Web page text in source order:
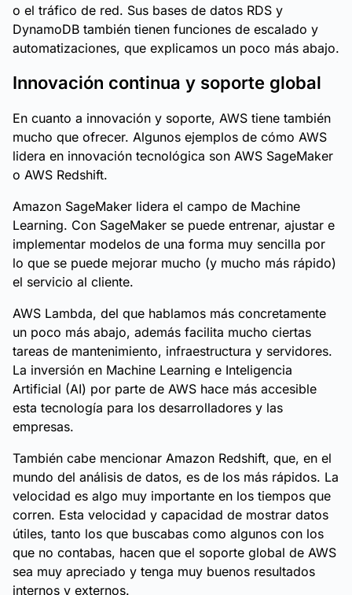
o el tráfico de red. Sus bases de datos RDS y
DynamoDB también tienen funciones de escalado y
automatizaciones, que explicamos un poco más abajo.
Innovación continua y soporte global
En cuanto a innovación y soporte, AWS tiene también
mucho que ofrecer. Algunos ejemplos de cómo AWS
lidera en innovación tecnológica son AWS SageMaker
o AWS Redshift.
Amazon SageMaker lidera el campo de Machine
Learning. Con SageMaker se puede entrenar, ajustar e
implementar modelos de una forma muy sencilla por
lo que se puede mejorar mucho (y mucho más rápido)
el servicio al cliente.
AWS Lambda, del que hablamos más concretamente
un poco más abajo, además facilita mucho ciertas
tareas de mantenimiento, infraestructura y servidores.
La inversión en Machine Learning e Inteligencia
Artificial (AI) por parte de AWS hace más accesible
esta tecnología para los desarrolladores y las
empresas.
También cabe mencionar Amazon Redshift, que, en el
mundo del análisis de datos, es de los más rápidos. La
velocidad es algo muy importante en los tiempos que
corren. Esta velocidad y capacidad de mostrar datos
útiles, tanto los que buscabas como algunos con los
que no contabas, hacen que el soporte global de AWS
sea muy apreciado y tenga muy buenos resultados
internos y externos.